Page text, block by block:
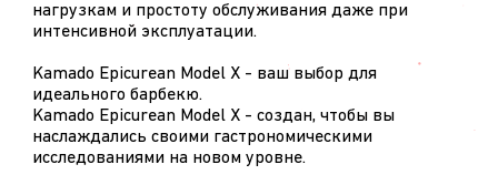
нагрузкам и простоту обслуживания даже при
интенсивной эксплуатации.
Kamado Epicurean Model X - ваш выбор для
идеального барбекю.
Kamado Epicurean Model X - создан, чтобы вы
наслаждались своими гастрономическими
исследованиями на новом уровне.